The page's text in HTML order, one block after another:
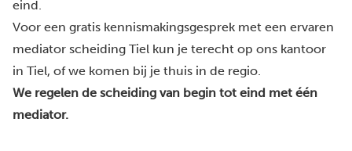
eind.
Voor een gratis kennismakingsgesprek met een ervaren
mediator scheiding Tiel kun je terecht op ons kantoor
in Tiel, of we komen bij je thuis in de regio.
We regelen de scheiding van begin tot eind met één
mediator.